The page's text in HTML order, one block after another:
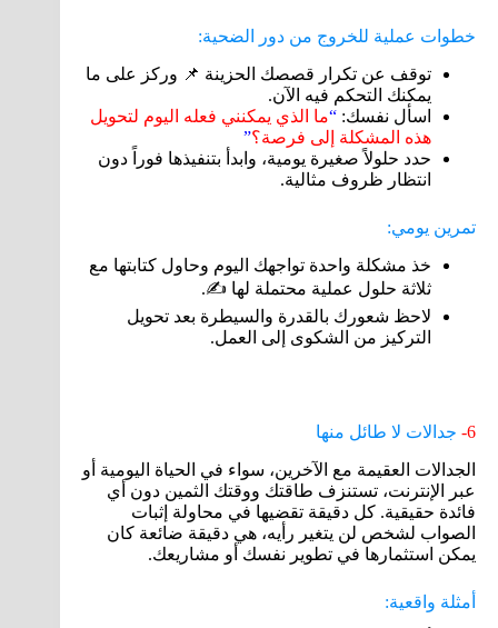
خطوات عملية للخروج من دور الضحية:
توقف عن تكرار قصصك الحزينة 📌 وركز على ما
يمكنك التحكم فيه الآن.
اسأل نفسك: “ما الذي يمكنني فعله اليوم لتحويل
هذه المشكلة إلى فرصة؟”
حدد حلولاً صغيرة يومية، وابدأ بتنفيذها فوراً دون
انتظار ظروف مثالية.
تمرين يومي:
خذ مشكلة واحدة تواجهك اليوم وحاول كتابتها مع
ثلاثة حلول عملية محتملة لها ✍️.
لاحظ شعورك بالقدرة والسيطرة بعد تحويل
التركيز من الشكوى إلى العمل.
6- جدالات لا طائل منها
الجدالات العقيمة مع الآخرين، سواء في الحياة اليومية أو
عبر الإنترنت، تستنزف طاقتك ووقتك الثمين دون أي
فائدة حقيقية. كل دقيقة تقضيها في محاولة إثبات
الصواب لشخص لن يتغير رأيه، هي دقيقة ضائعة كان
يمكن استثمارها في تطوير نفسك أو مشاريعك.
أمثلة واقعية: